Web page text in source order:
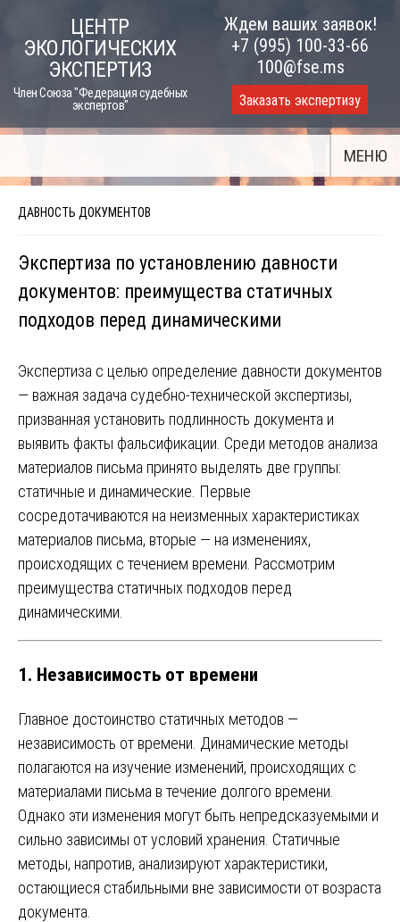
content
ЦЕНТР
ЭКОЛОГИЧЕСКИХ
ЭКСПЕРТИЗ
Член Союза "Федерация судебных
экспертов"
Ждем ваших заявок!
+7 (995) 100-33-66
100@fse.ms
Заказать экспертизу
МЕНЮ
ДАВНОСТЬ ДОКУМЕНТОВ
Экспертиза по установлению давности
документов: преимущества статичных
подходов перед динамическими
Экспертиза с целью определение давности документов
— важная задача судебно-технической экспертизы,
призванная установить подлинность документа и
выявить факты фальсификации. Среди методов анализа
материалов письма принято выделять две группы:
статичные и динамические. Первые
сосредотачиваются на неизменных характеристиках
материалов письма, вторые — на изменениях,
происходящих с течением времени. Рассмотрим
преимущества статичных подходов перед
динамическими.
1. Независимость от времени
Главное достоинство статичных методов —
независимость от времени. Динамические методы
полагаются на изучение изменений, происходящих с
материалами письма в течение долгого времени.
Однако эти изменения могут быть непредсказуемыми и
сильно зависимы от условий хранения. Статичные
методы, напротив, анализируют характеристики,
остающиеся стабильными вне зависимости от возраста
документа.